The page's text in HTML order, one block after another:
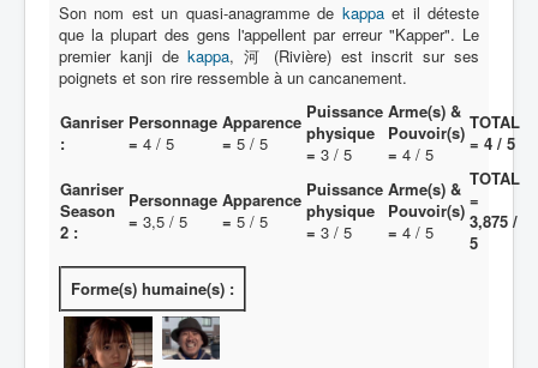
Son nom est un quasi-anagramme de kappaet il déteste
que la plupart des gens l'appellent par erreur "Kapper". Le
premier kanji dekappa, 河 (Rivière) est inscrit sur ses
poignets et son rire ressemble à un cancanement.
Ganriser
:
Personnage
= 4 / 5
Apparence
= 5 / 5
Puissance
physique
= 3 / 5
Arme(s) &
Pouvoir(s)
= 4 / 5
TOTAL
= 4 / 5
Ganriser
Season
2 :
Personnage
= 3,5 / 5
Apparence
= 5 / 5
Puissance
physique
= 3 / 5
Arme(s) &
Pouvoir(s)
= 4 / 5
TOTAL
=
3,875 /
5
Forme(s) humaine(s) :